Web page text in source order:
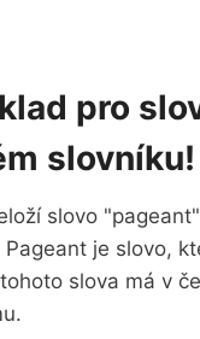
pro
slovníku!
slovo
je slovo,
slova má v